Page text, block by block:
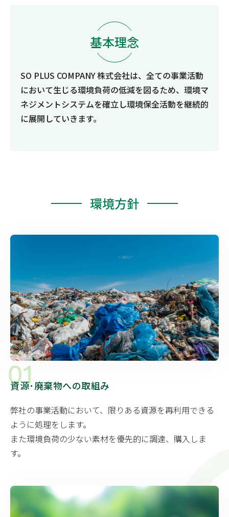
基本理念
SO PLUS COMPANY 株式会社は、全ての事業活動
において生じる環境負荷の低減を図るため、環境マ
ネジメントシステムを確立し環境保全活動を継続的
に展開していきます。
環境方針
01
資源･廃棄物への取組み
弊社の事業活動において、限りある資源を再利用できる
ように処理をします。
また環境負荷の少ない素材を優先的に調達、購入しま
す。